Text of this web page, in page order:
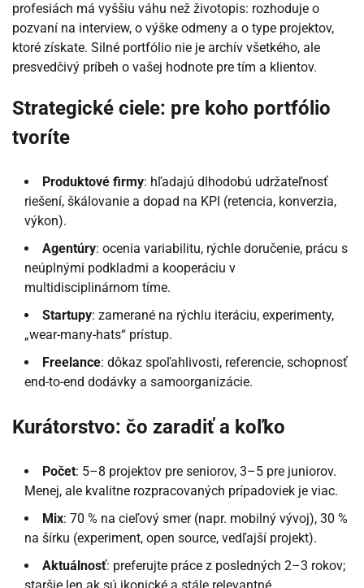
profesiách má vyššiu váhu než životopis: rozhoduje o
pozvaní na interview, o výške odmeny a o type projektov,
ktoré získate. Silné portfólio nie je archív všetkého, ale
presvedčivý príbeh o vašej hodnote pre tím a klientov.
Strategické ciele: pre koho portfólio
tvoríte
Produktové firmy: hľadajú dlhodobú udržateľnosť
riešení, škálovanie a dopad na KPI (retencia, konverzia,
výkon).
Agentúry: ocenia variabilitu, rýchle doručenie, prácu s
neúplnými podkladmi a kooperáciu v
multidisciplinárnom tíme.
Startupy: zamerané na rýchlu iteráciu, experimenty,
„wear-many-hats“ prístup.
Freelance: dôkaz spoľahlivosti, referencie, schopnosť
end-to-end dodávky a samoorganizácie.
Kurátorstvo: čo zaradiť a koľko
Počet: 5–8 projektov pre seniorov, 3–5 pre juniorov.
Menej, ale kvalitne rozpracovaných prípadoviek je viac.
Mix: 70 % na cieľový smer (napr. mobilný vývoj), 30 %
na šírku (experiment, open source, vedľajší projekt).
Aktuálnosť: preferujte práce z posledných 2–3 rokov;